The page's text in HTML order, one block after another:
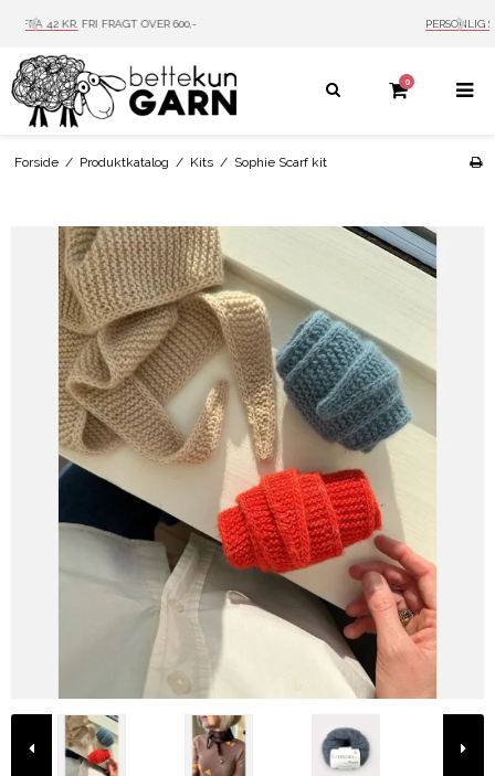
PERSONLIG SERVICE
0
Forside / Produktkatalog / Kits / Sophie Scarf kit